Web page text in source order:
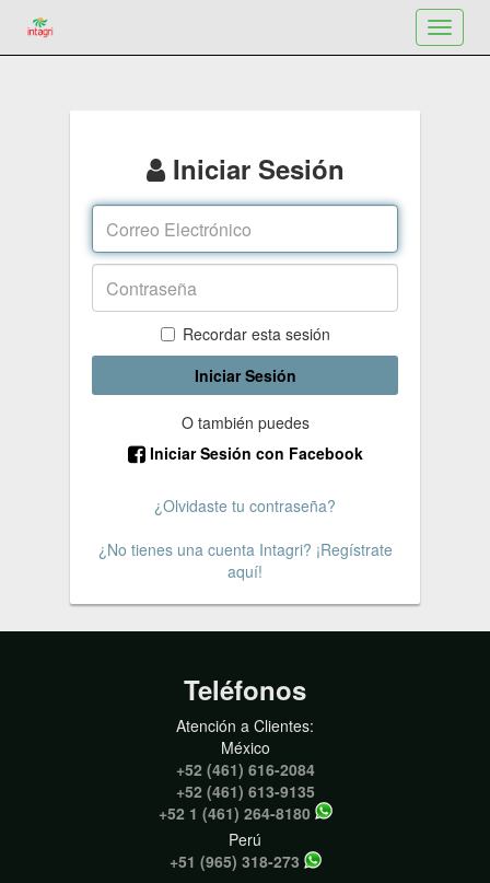
Toggle
Iniciar Sesión
Recordar esta sesión
Iniciar Sesión
O también puedes
Iniciar Sesión con Facebook
¿Olvidaste tu contraseña?
¿No tienes una cuenta Intagri? ¡Regístrate
aquí!
Teléfonos
Atención a Clientes:
México
+52 (461) 616-2084
+52 (461) 613-9135
+52 1 (461) 264-8180
Perú
+51 (965) 318-273